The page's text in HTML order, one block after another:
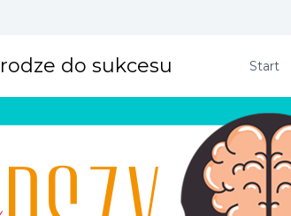
do sukcesu Start